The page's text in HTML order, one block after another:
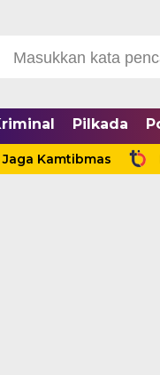
Pilkada